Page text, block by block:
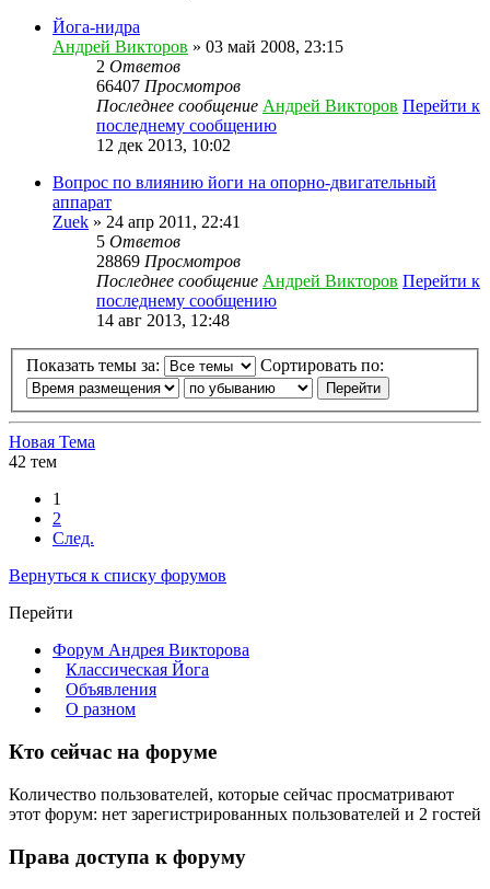
Йога-нидра
Андрей Викторов » 03 май 2008, 23:15
2 Ответов
66407 Просмотров
Последнее сообщение Андрей Викторов Перейти к
последнему сообщению
12 дек 2013, 10:02
Вопрос по влиянию йоги на опорно-двигательный
аппарат
Zuek » 24 апр 2011, 22:41
5 Ответов
28869 Просмотров
Последнее сообщение Андрей Викторов Перейти к
последнему сообщению
14 авг 2013, 12:48
Показать темы за: Сортировать по:
Новая Тема
42 тем
1
2
След.
Вернуться к списку форумов
Перейти
Форум Андрея Викторова
Классическая Йога
Объявления
О разном
Кто сейчас на форуме
Количество пользователей, которые сейчас просматривают
этот форум: нет зарегистрированных пользователей и 2 гостей
Права доступа к форуму